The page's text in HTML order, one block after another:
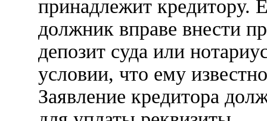
принадлежит кредитору.
должник вправе внести
депозит суда или
условии, что ему
Заявление кредитора